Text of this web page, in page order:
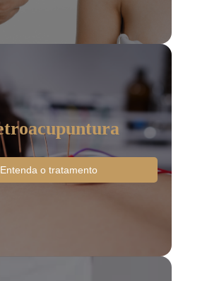
Entenda o tratamento